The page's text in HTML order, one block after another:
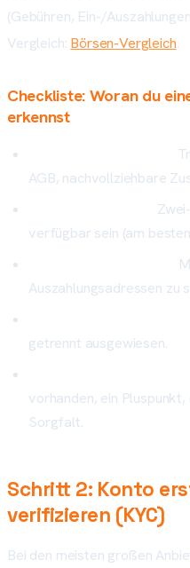
(Gebühren, Ein-/
Vergleich: Börsen-Vergleich.
Checkliste: Woran du
erkennst
AGB, nachvollziehbare
verfügbar sein (am
Auszahlungsadressen zu
getrennt ausgewiesen.
vorhanden, ein
Sorgfalt.
Schritt 2: Konto
verifizieren (KYC)
Bei den meisten großen